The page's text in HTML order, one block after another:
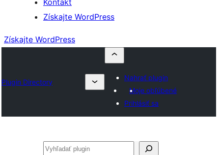
Kontakt
Získajte WordPress
Získajte WordPress
Plugin Directory
Nahrať plugin
Moje obľúbené
Prihlásiť sa
Hľadať